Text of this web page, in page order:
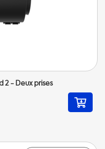
- Deux prises